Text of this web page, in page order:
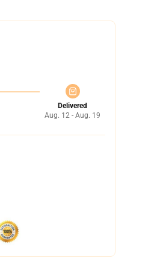
Delivered
Aug. 12 - Aug. 19